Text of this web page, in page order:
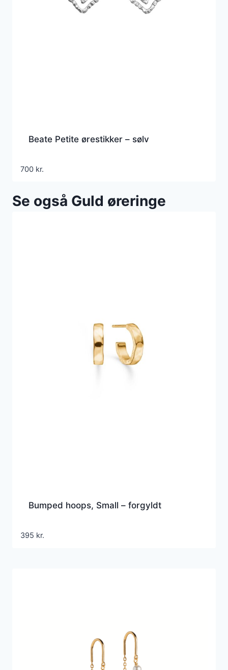
Beate Petite ørestikker – sølv
700 kr.
Se også Guld øreringe
Bumped hoops, Small – forgyldt
395 kr.